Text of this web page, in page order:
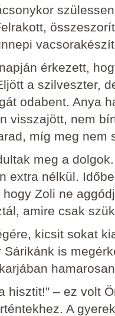
érkezett,
a szilveszter,
odabent. Anya
visszajött, nem
míg meg nem
meg a
extra nélkül.
Zoli ne
amire csak
kicsit sokat
is
hisztit!” ‒ ez volt
A